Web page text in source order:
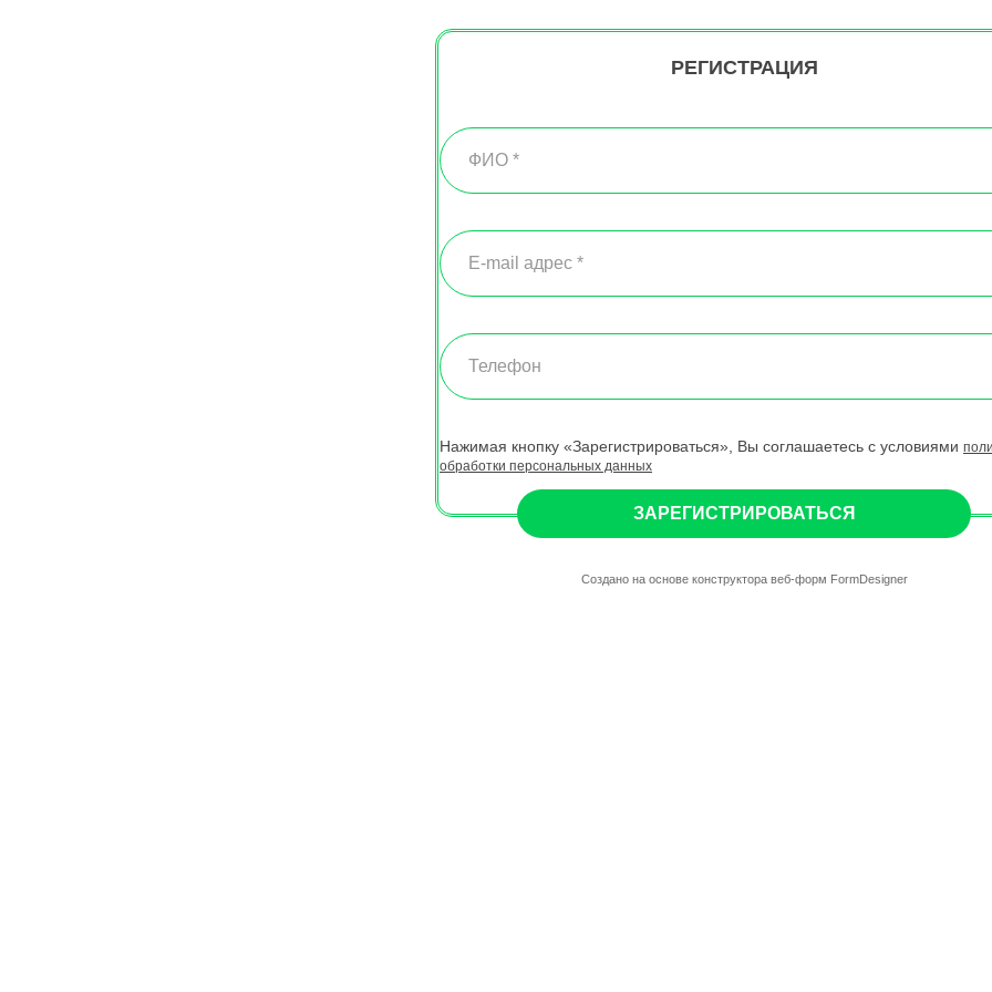
РЕГИСТРАЦИЯ
Нажимая кнопку «Зарегистрироваться», Вы соглашаетесь с условиями
обработки персональных данных
ЗАРЕГИСТРИРОВАТЬСЯ
Создано на основе конструктора веб-форм FormDesigner